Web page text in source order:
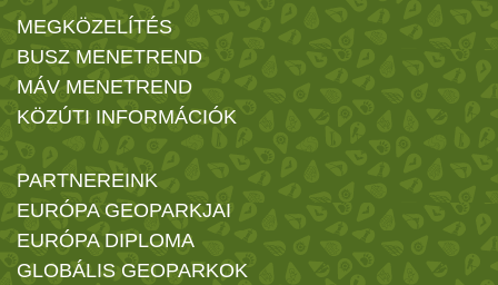
MEGKÖZELÍTÉS
BUSZ MENETREND
MÁV MENETREND
KÖZÚTI INFORMÁCIÓK
PARTNEREINK
EURÓPA GEOPARKJAI
EURÓPA DIPLOMA
GLOBÁLIS GEOPARKOK